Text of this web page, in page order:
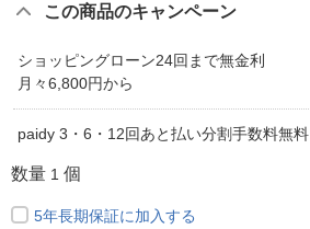
この商品のキャンペーン
ショッピングローン24回まで無金利
月々6,800円から
paidy 3・6・12回あと払い分割手数料無料
数量 1 個
5年長期保証に加入する